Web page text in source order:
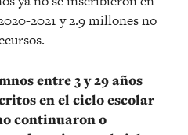
2021 y 2.9 millones no
entre 3 y 29 años
en el ciclo escolar
continuaron o